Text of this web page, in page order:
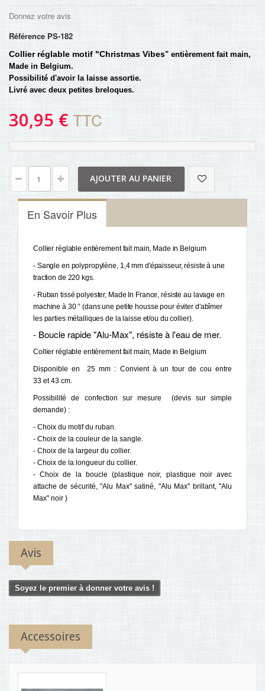
Donnez votre avis
Référence PS-182
Collier réglable motif "Christmas Vibes" entièrement fait main,
Made in Belgium.
Possibilité d'avoir la laisse assortie.
Livré avec deux petites breloques.
30,95 € TTC
AJOUTER AU PANIER
En Savoir Plus
Collier réglable entièrement fait main, Made in Belgium
- Sangle en polypropylène, 1,4 mm d'épaisseur, résiste à une
traction de 220 kgs.
- Ruban tissé polyester, Made In France, résiste au lavage en
machine à 30 ° (dans une petite housse pour éviter d'abîmer
les parties métalliques de la laisse et/ou du collier).
- Boucle rapide "Alu-Max", résiste à l'eau de mer.
Collier réglable entièrement fait main, Made in Belgium
Disponible en 25 mm : Convient à un tour de cou entre
33 et 43 cm.
Possibilité de confection sur mesure (devis sur simple
demande) :
- Choix du motif du ruban.
- Choix de la couleur de la sangle.
- Choix de la largeur du collier.
- Choix de la longueur du collier.
- Choix de la boucle (plastique noir, plastique noir avec
attache de sécurité, "Alu Max" satiné, "Alu Max" brillant, "Alu
Max" noir )
Avis
Soyez le premier à donner votre avis !
Accessoires